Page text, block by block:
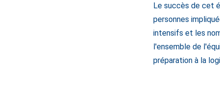
Le succès de cet
personnes
intensifs et les
l'ensemble de
préparation à la